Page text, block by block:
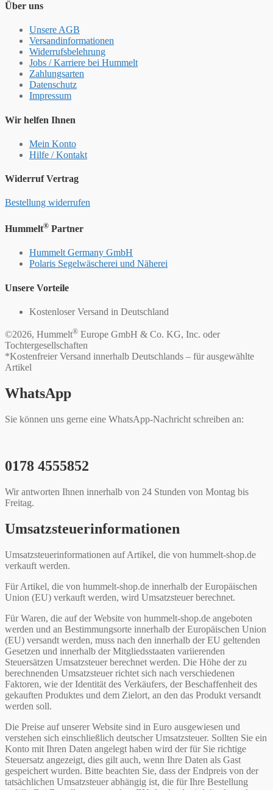
Über uns
Unsere AGB
Versandinformationen
Widerrufsbelehrung
Jobs / Karriere bei Hummelt
Zahlungsarten
Datenschutz
Impressum
Wir helfen Ihnen
Mein Konto
Hilfe / Kontakt
Widerruf Vertrag
Bestellung widerrufen
Hummelt® Partner
Hummelt Germany GmbH
Polaris Segelwäscherei und Näherei
Unsere Vorteile
Kostenloser Versand in Deutschland
©2026, Hummelt® Europe GmbH & Co. KG, Inc. oder
Tochtergesellschaften
*Kostenfreier Versand innerhalb Deutschlands – für ausgewählte
Artikel
WhatsApp
Sie können uns gerne eine WhatsApp-Nachricht schreiben an:
0178 4555852
Wir antworten Ihnen innerhalb von 24 Stunden von Montag bis
Freitag.
Umsatzsteuerinformationen
Umsatzsteuerinformationen auf Artikel, die von hummelt-shop.de
verkauft werden.
Für Artikel, die von hummelt-shop.de innerhalb der Europäischen
Union (EU) verkauft werden, wird Umsatzsteuer berechnet.
Für Waren, die auf der Website von hummelt-shop.de angeboten
werden und an Bestimmungsorte innerhalb der Europäischen Union
(EU) versandt werden, muss nach den innerhalb der EU geltenden
Gesetzen und innerhalb der Mitgliedsstaaten variierenden
Steuersätzen Umsatzsteuer berechnet werden. Die Höhe der zu
berechnenden Umsatzsteuer richtet sich nach verschiedenen
Faktoren, wie der Identität des Verkäufers, der Beschaffenheit des
gekauften Produktes und dem Zielort, an den das Produkt versandt
werden soll.
Die Preise auf unserer Website sind in Euro ausgewiesen und
verstehen sich einschließlich deutscher Umsatzsteuer. Sollten Sie ein
Konto mit Ihren Daten angelegt haben wird der für Sie richtige
Steuersatz angezeigt, dies gilt auch, wenn Ihre Daten als Gast
gespeichert wurden. Bitte beachten Sie, dass der Endpreis von der
tatsächlichen Umsatzsteuer abhängig ist, die für Ihre Bestellung